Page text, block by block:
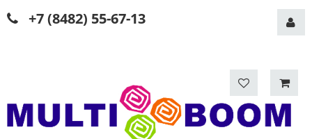
+7 (8482) 55-67-13